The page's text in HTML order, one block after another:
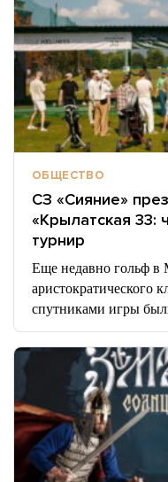
ОБЩЕСТВО
СЗ «Сияние»
«Крылатская 33:
турнир
Еще недавно гольф в
аристократического
спутниками игры